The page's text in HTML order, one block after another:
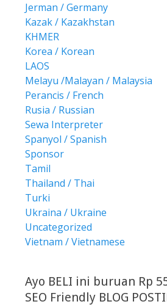
Jerman / Germany
Kazak / Kazakhstan
KHMER
Korea / Korean
LAOS
Melayu /Malayan / Malaysia
Perancis / French
Rusia / Russian
Sewa Interpreter
Spanyol / Spanish
Sponsor
Tamil
Thailand / Thai
Turki
Ukraina / Ukraine
Uncategorized
Vietnam / Vietnamese
Ayo BELI ini buruan Rp
SEO Friendly BLOG